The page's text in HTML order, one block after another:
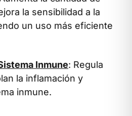
la sensibilidad a la
un uso más eficiente
Inmune: Regula
la inflamación y
inmune.